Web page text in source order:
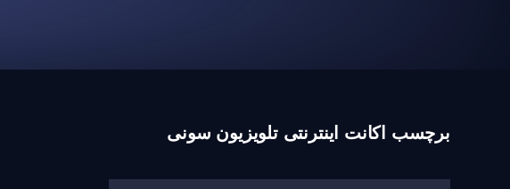
برچسب اکانت اینترنتی تلویزیون سونی